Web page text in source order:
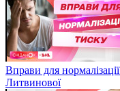
Вправи для
Литвинової